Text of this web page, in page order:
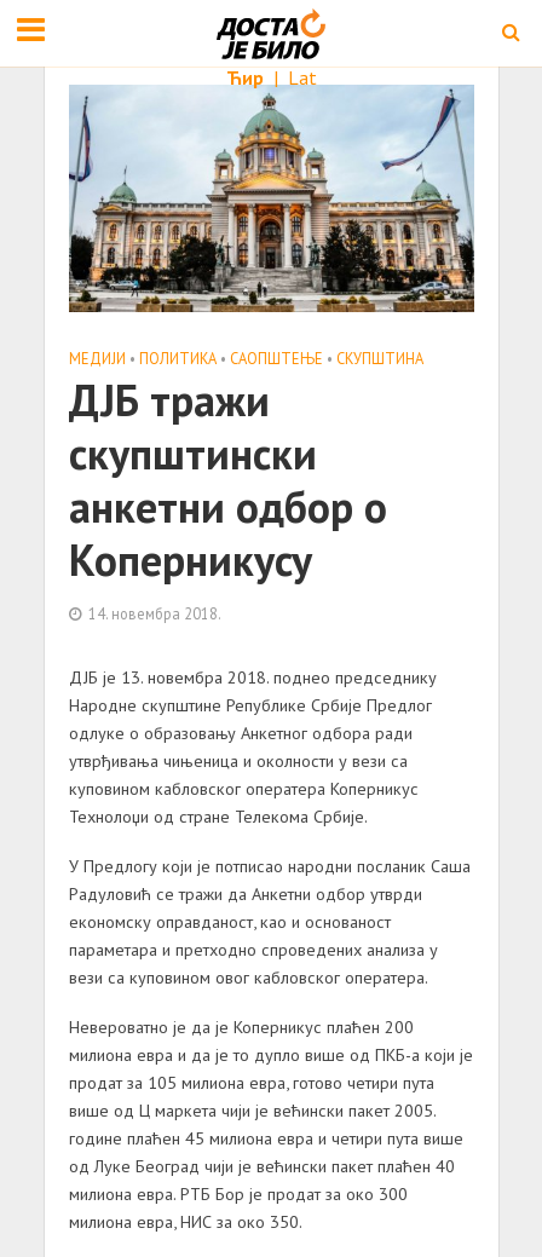
Ћир | Lat
МЕДИЈИ • ПОЛИТИКА • САОПШТЕЊE • СКУПШТИНА
ДЈБ тражи
скупштински
анкетни одбор о
Коперникусу
14. новембра 2018.
ДЈБ је 13. новембра 2018. поднео председнику
Народне скупштине Републике Србије Предлог
одлуке о образовању Анкетног одбора ради
утврђивања чињеница и околности у вези са
куповином кабловског оператера Коперникус
Технолоџи од стране Телекома Србије.
У Предлогу који је потписао народни посланик Саша
Радуловић се тражи да Анкетни одбор утврди
економску оправданост, као и основаност
параметара и претходно спроведених анализа у
вези са куповином овог кабловског оператера.
Невероватно је да је Коперникус плаћен 200
милиона евра и да је то дупло више од ПКБ-а који је
продат за 105 милиона евра, готово четири пута
више од Ц маркета чији је већински пакет 2005.
године плаћен 45 милиона евра и четири пута више
од Луке Београд чији је већински пакет плаћен 40
милиона евра. РТБ Бор је продат за око 300
милиона евра, НИС за око 350.